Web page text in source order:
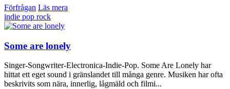
Förfrågan Läs mera
indie pop rock
Some are lonely
Singer-Songwriter-Electronica-Indie-Pop. Some Are Lonely har
hittat ett eget sound i gränslandet till många genre. Musiken har ofta
beskrivits som nära, innerlig, lågmäld och filmi...